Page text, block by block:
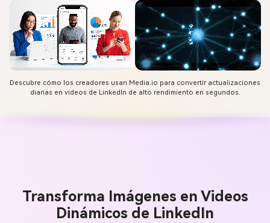
Descubre cómo los creadores usan Media.io para convertir actualizaciones
diarias en videos de LinkedIn de alto rendimiento en segundos.
Transforma Imágenes en Videos
Dinámicos de LinkedIn